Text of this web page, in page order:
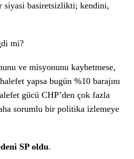
basiretsizlikti; kendini,
mi?
ve misyonunu kaybetmese,
yapsa bugün %10 barajını
gücü CHP’den çok fazla
sorumlu bir politika izlemeye
SP oldu.